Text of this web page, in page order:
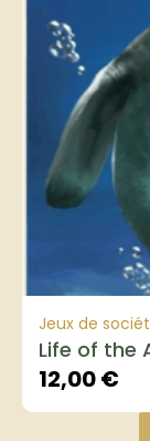
Jeux de
Life of the
12,00€